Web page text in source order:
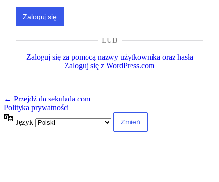
LUB
Zaloguj się za pomocą nazwy użytkownika oraz hasła
Zaloguj się z WordPress.com
← Przejdź do sekulada.com
Polityka prywatności
Język